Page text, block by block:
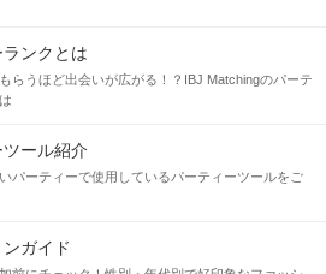
ンクとは
もらうほど出会いが広がる！？IBJ Matchingのパーテ
ール紹介
パーティーで使用しているパーティーツールをご
ガイド